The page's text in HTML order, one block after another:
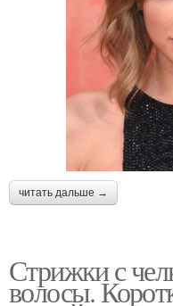
читать дальше →
Стрижки с
волосы.